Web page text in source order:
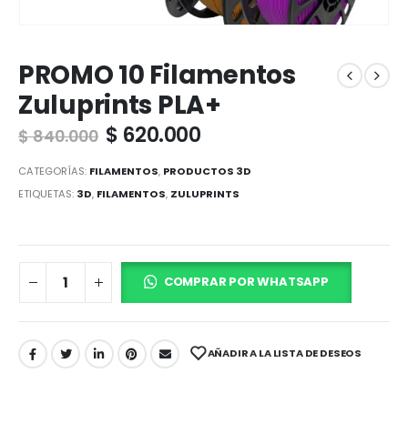
PROMO 10 Filamentos
Zuluprints PLA+
$840.000 $ 620.000
CATEGORÍAS: FILAMENTOS, PRODUCTOS 3D
ETIQUETAS: 3D, FILAMENTOS, ZULUPRINTS
COMPRAR POR WHATSAPP
AÑADIR A LA LISTA DE DESEOS